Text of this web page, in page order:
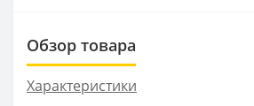
Обзор товара
Характеристики